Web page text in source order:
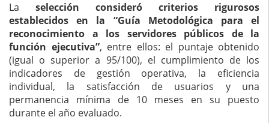
La selección consideró criterios rigurosos
establecidos en la “Guía Metodológica para el
reconocimiento a los servidores públicos de la
función ejecutiva”, entre ellos: el puntaje obtenido
(igual o superior a 95/100), el cumplimiento de los
indicadores de gestión operativa, la eficiencia
individual, la satisfacción de usuarios y una
permanencia mínima de 10 meses en su puesto
durante el año evaluado.